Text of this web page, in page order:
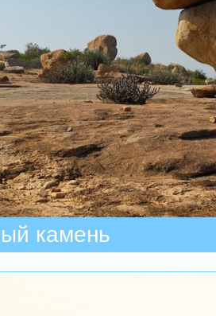
камень